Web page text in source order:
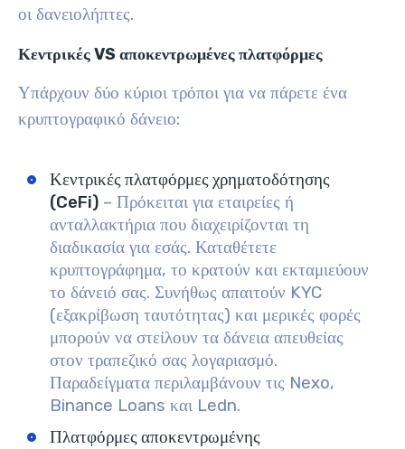
οι δανειολήπτες.
Κεντρικές VS αποκεντρωμένες πλατφόρμες
Υπάρχουν δύο κύριοι τρόποι για να πάρετε ένα
κρυπτογραφικό δάνειο:
Κεντρικές πλατφόρμες χρηματοδότησης
(CeFi) – Πρόκειται για εταιρείες ή
ανταλλακτήρια που διαχειρίζονται τη
διαδικασία για εσάς. Καταθέτετε
κρυπτογράφημα, το κρατούν και εκταμιεύουν
το δάνειό σας. Συνήθως απαιτούν KYC
(εξακρίβωση ταυτότητας) και μερικές φορές
μπορούν να στείλουν τα δάνεια απευθείας
στον τραπεζικό σας λογαριασμό.
Παραδείγματα περιλαμβάνουν τις Nexo,
Binance Loans και Ledn.
Πλατφόρμες αποκεντρωμένης